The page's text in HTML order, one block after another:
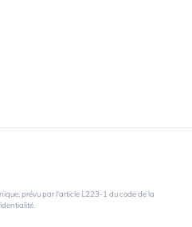
prévu par l'article L223-1 du code de la